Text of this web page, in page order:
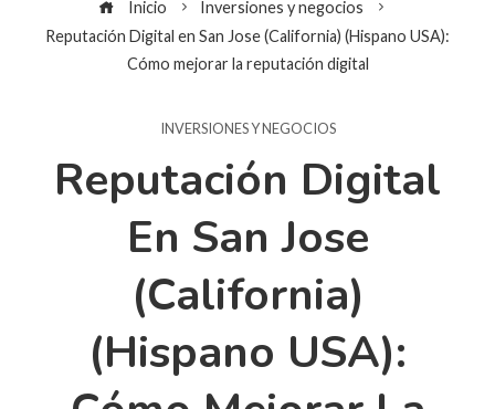
Inicio
Inversiones y negocios
Reputación Digital en San Jose (California) (Hispano USA):
Cómo mejorar la reputación digital
INVERSIONES Y NEGOCIOS
Reputación Digital
En San Jose
(California)
(Hispano USA):